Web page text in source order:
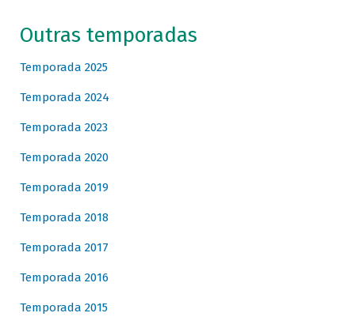
Outras temporadas
Temporada 2025
Temporada 2024
Temporada 2023
Temporada 2020
Temporada 2019
Temporada 2018
Temporada 2017
Temporada 2016
Temporada 2015